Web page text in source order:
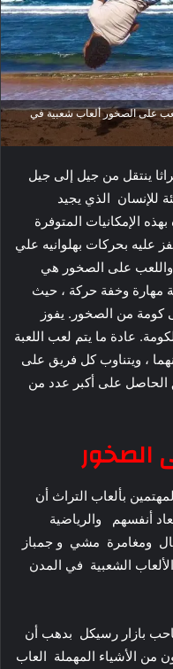
على الصخور ألعاب شعبية في
ينتقل من جيل إلى جيل
للإنسان الذي يجيد
الإمكانيات المتوفرة
عليه بحركات بهلوانيه علي
واللعب على الصخور هي
مهارة وخفة حركة ، حيث
كومة من الصخور. يفوز
عادة ما يتم لعب اللعبة
، ويتناوب كل فريق على
الحاصل على أكبر عدد من
الصخور
بألعاب التراث أن
أنفسهم والرياضية
ومغامرة مشي و جمباز
الشعبية في المدن
بازار رسيكل بدهب أن
من الأشياء المهملة العاب